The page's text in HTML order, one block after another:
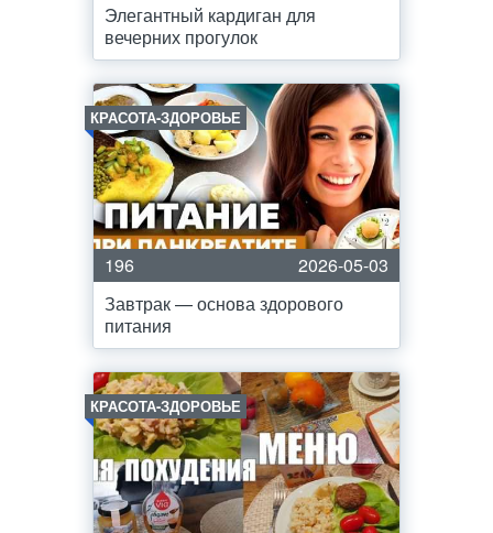
Элегантный кардиган для
вечерних прогулок
КРАСОТА-ЗДОРОВЬЕ
196
2026-05-03
Завтрак — основа здорового
питания
КРАСОТА-ЗДОРОВЬЕ